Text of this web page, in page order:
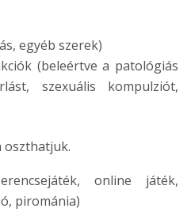
egyéb szerek)
(beleértve a patológiás
szexuális kompulziót,
oszthatjuk.
online játék,
pirománia)